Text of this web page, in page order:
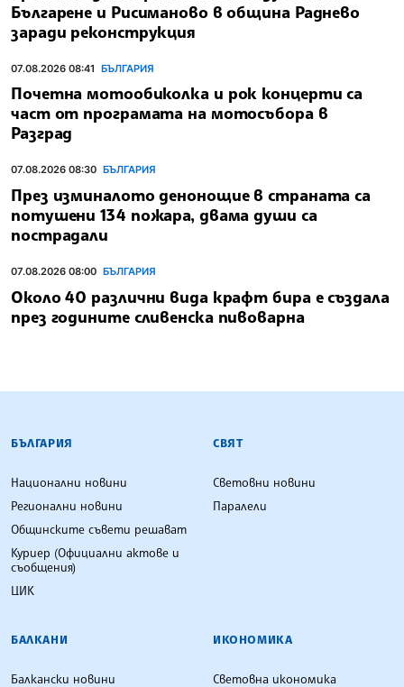
Българене и Рисиманово в община Раднево
заради реконструкция
07.08.2026 08:41 БЪЛГАРИЯ
Почетна мотообиколка и рок концерти са
част от програмата на мотосъбора в
Разград
07.08.2026 08:30 БЪЛГАРИЯ
През изминалото денонощие в страната са
потушени 134 пожара, двама души са
пострадали
07.08.2026 08:00 БЪЛГАРИЯ
Около 40 различни вида крафт бира е създала
през годините сливенска пивоварна
БЪЛГАРСКА ТЕЛЕГРАФНА АГЕНЦИЯ
БЪЛГАРИЯ
Национални новини
Регионални новини
Общинските съвети решават
Куриер (Официални актове и
съобщения)
ЦИК
СВЯТ
Световни новини
Паралели
БАЛКАНИ
Балкански новини
ИКОНОМИКА
Световна икономика